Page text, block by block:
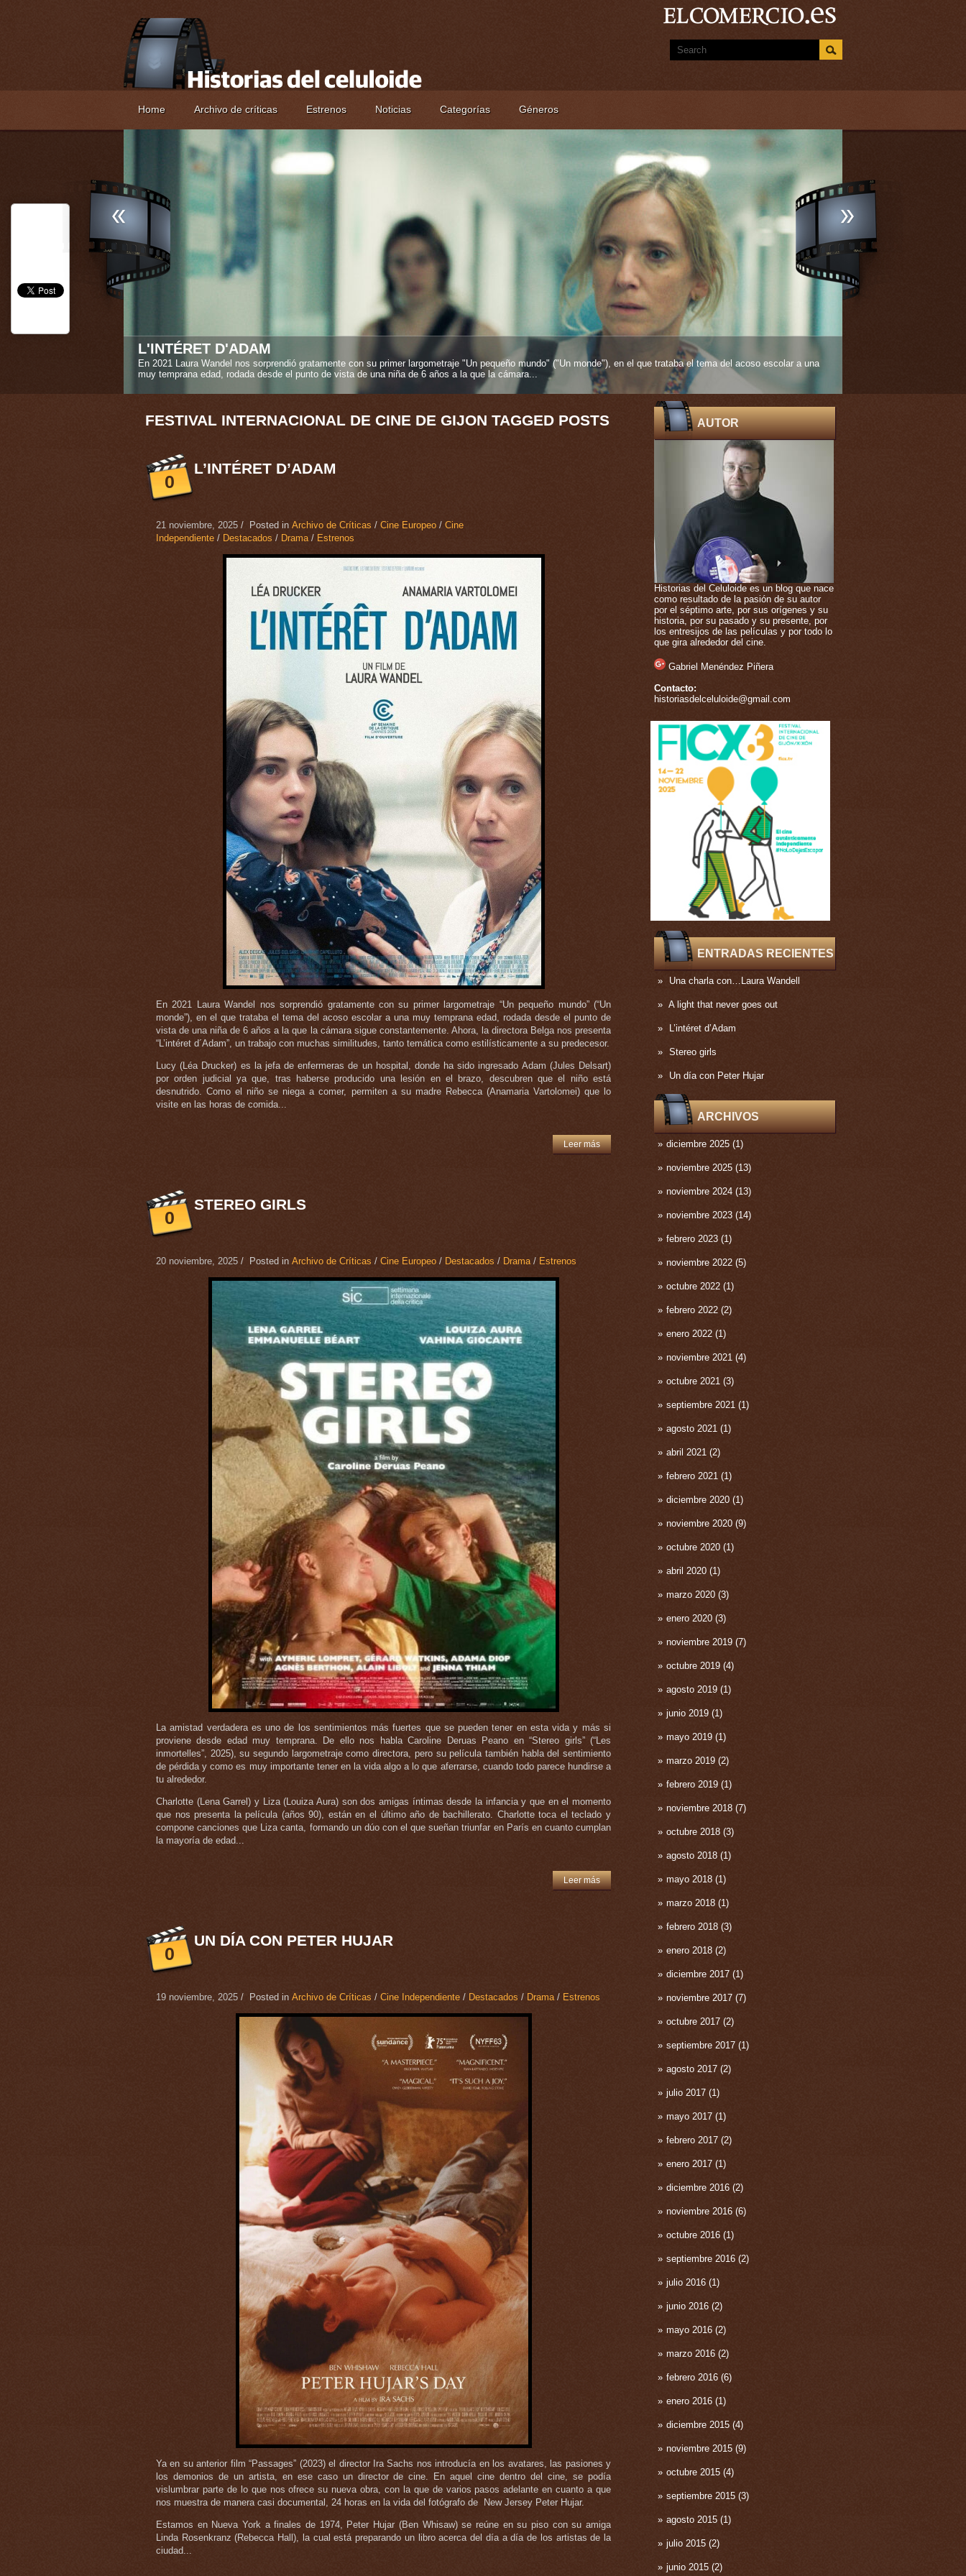
Home Archivo de críticas Estrenos Noticias Categorías Géneros
STEREO GIRLS
La amistad verdadera es uno de los sentimientos más fuertes que se pueden tener en esta vida y más si proviene desde edad muy temprana. De ello nos habla
Caroline Deruas Peano en "Stereo girls" ("Les inmortelles", 2025), su segundo largometraje como...
AUTOR
Historias del Celuloide es un blog que nace
como resultado de la pasión de su autor
por el séptimo arte, por sus orígenes y su
historia, por su pasado y su presente, por
los entresijos de las películas y por todo lo
que gira alrededor del cine.
Gabriel Menéndez Piñera
Contacto:
historiasdelceluloide@gmail.com
ENTRADAS RECIENTES
Una charla con…Laura Wandell
A light that never goes out
L’intéret d’Adam
Stereo girls
Un día con Peter Hujar
ARCHIVOS
diciembre 2025 (1)
noviembre 2025 (13)
noviembre 2024 (13)
noviembre 2023 (14)
febrero 2023 (1)
noviembre 2022 (5)
octubre 2022 (1)
febrero 2022 (2)
enero 2022 (1)
noviembre 2021 (4)
octubre 2021 (3)
septiembre 2021 (1)
agosto 2021 (1)
abril 2021 (2)
febrero 2021 (1)
diciembre 2020 (1)
noviembre 2020 (9)
octubre 2020 (1)
abril 2020 (1)
marzo 2020 (3)
enero 2020 (3)
noviembre 2019 (7)
octubre 2019 (4)
agosto 2019 (1)
junio 2019 (1)
mayo 2019 (1)
marzo 2019 (2)
febrero 2019 (1)
noviembre 2018 (7)
octubre 2018 (3)
agosto 2018 (1)
mayo 2018 (1)
marzo 2018 (1)
febrero 2018 (3)
enero 2018 (2)
diciembre 2017 (1)
noviembre 2017 (7)
octubre 2017 (2)
septiembre 2017 (1)
agosto 2017 (2)
julio 2017 (1)
mayo 2017 (1)
febrero 2017 (2)
enero 2017 (1)
diciembre 2016 (2)
noviembre 2016 (6)
octubre 2016 (1)
septiembre 2016 (2)
julio 2016 (1)
junio 2016 (2)
mayo 2016 (2)
marzo 2016 (2)
febrero 2016 (6)
enero 2016 (1)
diciembre 2015 (4)
noviembre 2015 (9)
octubre 2015 (4)
septiembre 2015 (3)
agosto 2015 (1)
julio 2015 (2)
junio 2015 (2)
FESTIVAL INTERNACIONAL DE CINE DE GIJON TAGGED POSTS
0
L’INTÉRET D’ADAM
21 noviembre, 2025 / Posted in Archivo de Críticas / Cine Europeo / Cine
Independiente / Destacados / Drama/ Estrenos
En 2021 Laura Wandel nos sorprendió gratamente con su primer largometraje “Un pequeño mundo” (“Un
monde”), en el que trataba el tema del acoso escolar a una muy temprana edad, rodada desde el punto de
vista de una niña de 6 años a la que la cámara sigue constantemente. Ahora, la directora Belga nos presenta
“L’intéret d´Adam”, un trabajo con muchas similitudes, tanto temática como estilísticamente a su predecesor.
Lucy (Léa Drucker) es la jefa de enfermeras de un hospital, donde ha sido ingresado Adam (Jules Delsart)
por orden judicial ya que, tras haberse producido una lesión en el brazo, descubren que el niño está
desnutrido. Como el niño se niega a comer, permiten a su madre Rebecca (Anamaria Vartolomei) que lo
visite en las horas de comida...
Leer más
0
STEREO GIRLS
20 noviembre, 2025 / Posted in Archivo de Críticas / Cine Europeo / Destacados / Drama/ Estrenos
La amistad verdadera es uno de los sentimientos más fuertes que se pueden tener en esta vida y más si
proviene desde edad muy temprana. De ello nos habla Caroline Deruas Peano en “Stereo girls” (“Les
inmortelles”, 2025), su segundo largometraje como directora, pero su película también habla del sentimiento
de pérdida y como es muy importante tener en la vida algo a lo que aferrarse, cuando todo parece hundirse a
tu alrededor.
Charlotte (Lena Garrel) y Liza (Louiza Aura) son dos amigas íntimas desde la infancia y que en el momento
que nos presenta la película (años 90), están en el último año de bachillerato. Charlotte toca el teclado y
compone canciones que Liza canta, formando un dúo con el que sueñan triunfar en París en cuanto cumplan
la mayoría de edad...
Leer más
0
UN DÍA CON PETER HUJAR
19 noviembre, 2025 / Posted in Archivo de Críticas / Cine Independiente / Destacados / Drama/ Estrenos
Ya en su anterior film “Passages” (2023) el director Ira Sachs nos introducía en los avatares, las pasiones y
los demonios de un artista, en ese caso un director de cine. En aquel cine dentro del cine, se podía
vislumbrar parte de lo que nos ofrece su nueva obra, con la que de varios pasos adelante en cuanto a que
nos muestra de manera casi documental, 24 horas en la vida del fotógrafo de New Jersey Peter Hujar.
Estamos en Nueva York a finales de 1974, Peter Hujar (Ben Whisaw) se reúne en su piso con su amiga
Linda Rosenkranz (Rebecca Hall), la cual está preparando un libro acerca del día a día de los artistas de la
ciudad...